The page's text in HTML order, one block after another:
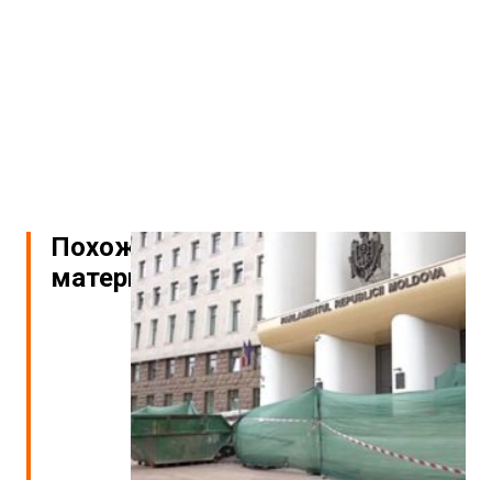
Похожие
материалы